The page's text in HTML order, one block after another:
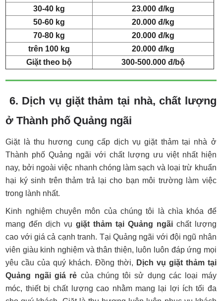
30-40 kg
23.000 đ/kg
50-60 kg
20.000 đ/kg
70-80 kg
20.000 đ/kg
trên 100 kg
20.000 đ/kg
Giặt theo bộ
300-500.000 đ/bộ
6. Dịch vụ giặt thảm tại nhà, chất lượng
ở Thành phố Quảng ngãi
Giặt là thu hương cung cấp dịch vụ giặt thảm tại nhà ở
Thành phố Quảng ngãi với chất lượng ưu việt nhất hiện
nay, bởi ngoài việc nhanh chóng làm sạch và loại trừ khuẩn
hại ký sinh trên thảm trả lại cho bạn môi trường làm việc
trong lành nhất.
Kinh nghiệm chuyên môn của chúng tôi là chìa khóa để
mang đến dịch vụgiặt thảm tại Quảng ngãichất lượng
cao với giá cả cạnh tranh. Tại Quảng ngãi với đội ngũ nhân
viên giàu kinh nghiệm và thân thiện, luôn luôn đáp ứng mọi
yêu cầu của quý khách. Đồng thời, Dịch vụ giặt thảm tại
Quảng ngãi giá rẻ của chúng tôi sử dụng các loại máy
móc, thiết bị chất lượng cao nhằm mang lại lợi ích tối đa